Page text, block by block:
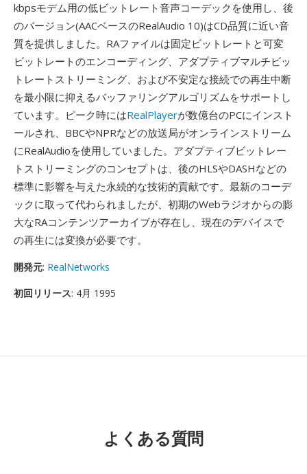
kbpsモデム用の低ビットレート音声コーデックを使用し、後
のバージョン(AACベースのRealAudio 10)はCD品質に近い音
質を提供しました。RAファイルは固定ビットレートと可変
ビットレートのエンコーディング、アダプティブマルチビッ
トレートストリーミング、および不安定な接続での再生中断
を最小限に抑えるバッファリングアルゴリズムをサポートし
ています。ピーク時にはRealPlayerが数億台のPCにインスト
ールされ、BBCやNPRなどの放送局がオンラインストリーム
にRealAudioを使用していました。アダプティブビットレー
トストリーミングのコンセプトは、後のHLSやDASHなどの
標準に影響を与えた永続的な技術的貢献です。最新のコーデ
ックに取って代わられましたが、初期のWebラジオからの膨
大なRAコンテンツアーカイブが存在し、現在のデバイスで
の再生には変換が必要です。
開発元: RealNetworks
初回リリース: 4月 1995
よくある質問